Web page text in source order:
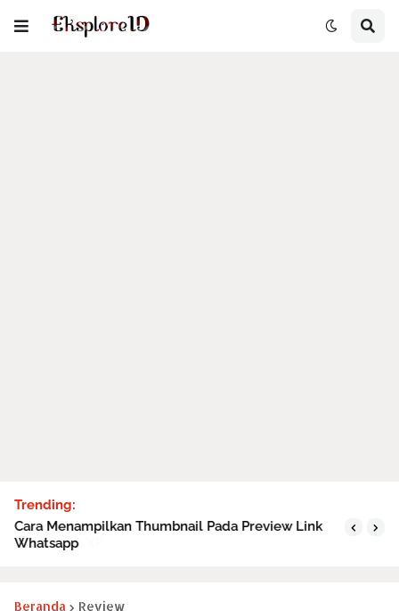
Trending:
Cara Menampilkan Thumbnail Pada Preview Link
Whatsapp
Beranda Review